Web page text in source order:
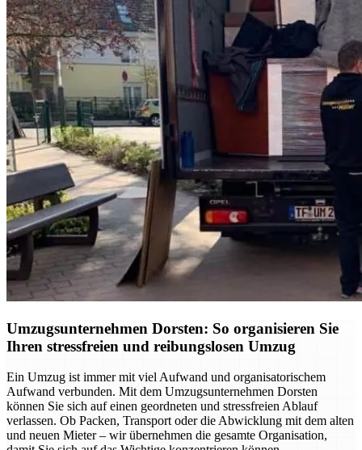
Umzugsunternehmen Dorsten: So organisieren Sie
Ihren stressfreien und reibungslosen Umzug
Ein Umzug ist immer mit viel Aufwand und organisatorischem
Aufwand verbunden. Mit dem Umzugsunternehmen Dorsten
können Sie sich auf einen geordneten und stressfreien Ablauf
verlassen. Ob Packen, Transport oder die Abwicklung mit dem alten
und neuen Mieter – wir übernehmen die gesamte Organisation,